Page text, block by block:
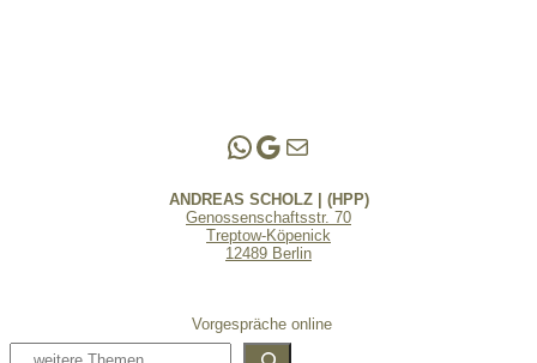
Andreas Scholz | (HPP)
Praxis Adlershof
E-Mail an mich ...
ANDREAS SCHOLZ | (HPP)
Genossenschaftsstr. 70
Treptow-Köpenick
12489 Berlin
Vorgespräche online
Suchen